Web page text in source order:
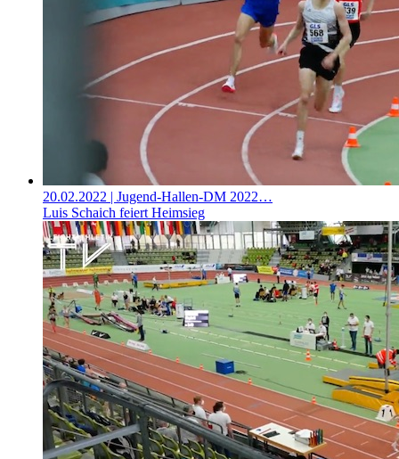
20.02.2022 | Jugend-Hallen-DM 2022…
Luis Schaich feiert Heimsieg